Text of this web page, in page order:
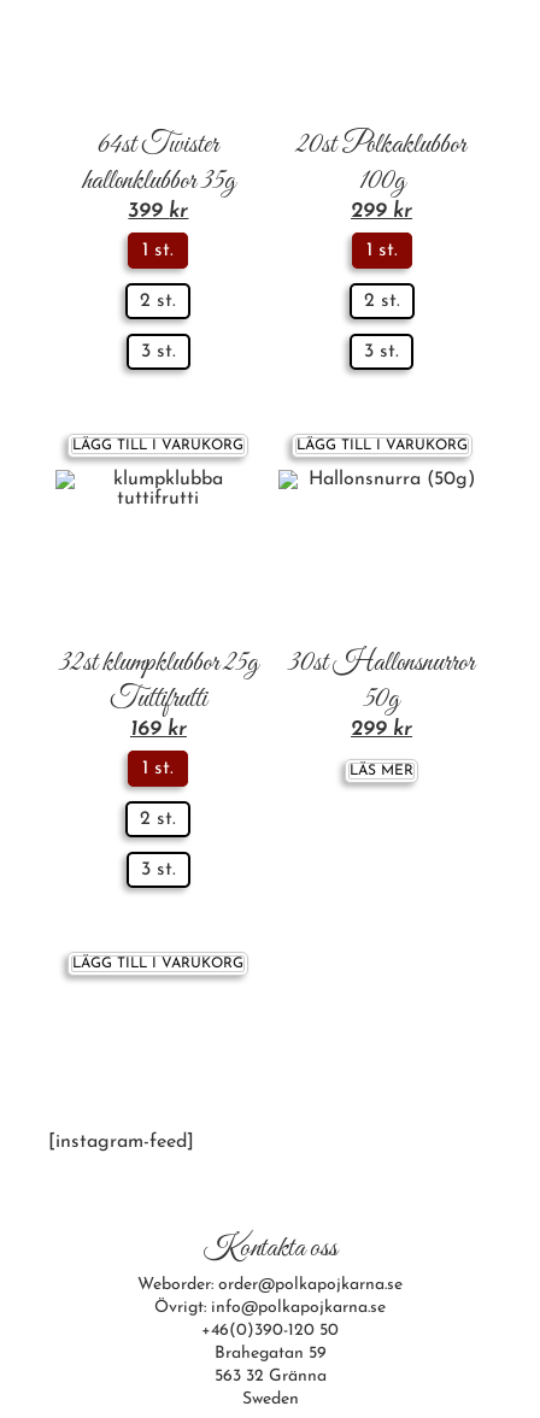
64st Twister
hallonklubbor 35g
399 kr
1 st.
2 st.
3 st.
LÄGG TILL I VARUKORG
20st Polkaklubbor
100g
299 kr
1 st.
2 st.
3 st.
LÄGG TILL I VARUKORG
32st klumpklubbor 25g
Tuttifrutti
169 kr
1 st.
2 st.
3 st.
LÄGG TILL I VARUKORG
30st Hallonsnurror
50g
299 kr
LÄS MER
[instagram-feed]
Kontakta oss
Weborder: order@polkapojkarna.se
Övrigt: info@polkapojkarna.se
+46(0)390-120 50
Brahegatan 59
563 32 Gränna
Sweden